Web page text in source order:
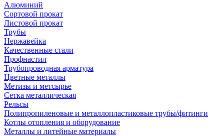
Алюминий
Сортовой прокат
Листовой прокат
Трубы
Нержавейка
Качественные стали
Профнастил
Трубопроводная арматура
Цветные металлы
Метизы и метсырье
Сетка металлическая
Рельсы
Полипропиленовые и металлопластиковые трубы/фитинги
Котлы отопления и оборудование
Металлы и литейные материалы